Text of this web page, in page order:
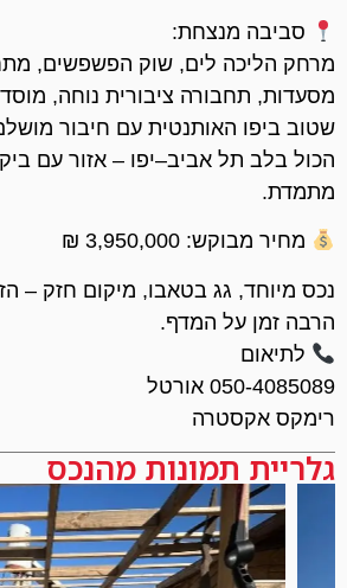
סביבה מנצחת:
מרחק הליכה לים, שוק הפשפשים,
מסעדות, תחבורה ציבורית נוחה,
שטוב ביפו האותנטית עם חיבור
הכול בלב תל אביב–יפו – אזור עם
מתמדת.
מחיר מבוקש: 3,950,000 ₪
נכס מיוחד, גג בטאבו, מיקום חזק –
הרבה זמן על המדף.
לתיאום
050-4085089 אורטל
רימקס אקסטרה
גלריית תמונות מהנכס